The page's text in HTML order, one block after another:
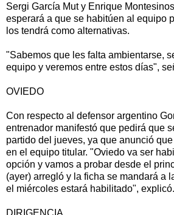
Sergi García Mut y Enrique
esperará a que se habitúen al equipo
los tendrá como alternativas.
"Sabemos que les falta ambientarse,
equipo y veremos entre estos días",
OVIEDO
Con respecto al defensor argentino
entrenador manifestó que pedirá que
partido del jueves, ya que anunció
en el equipo titular. "Oviedo va ser
opción y vamos a probar desde el
(ayer) arregló y la ficha se mandará a
el miércoles estará habilitado", explicó.
DIRIGENCIA